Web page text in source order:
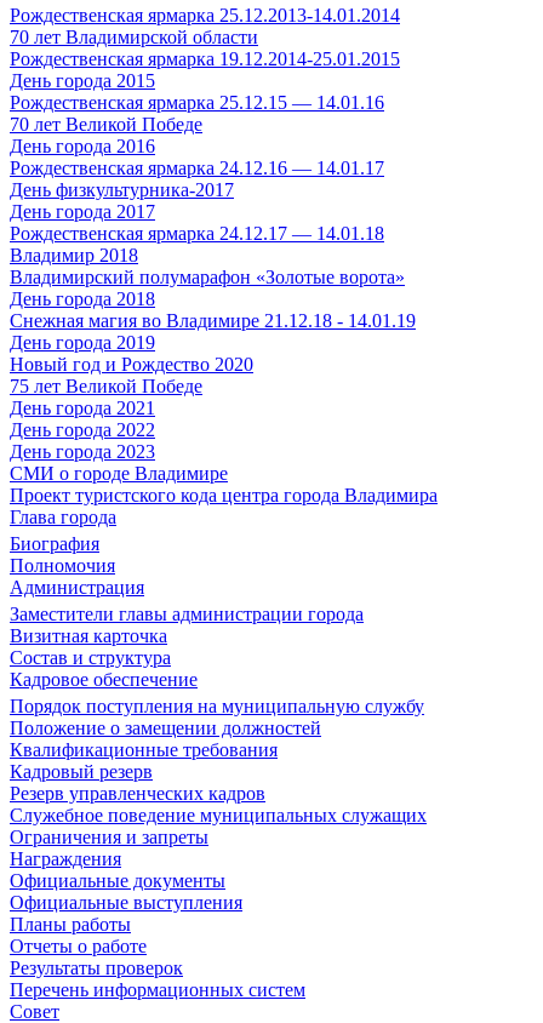
Рождественская ярмарка 25.12.2013-14.01.2014
70 лет Владимирской области
Рождественская ярмарка 19.12.2014-25.01.2015
День города 2015
Рождественская ярмарка 25.12.15 — 14.01.16
70 лет Великой Победе
День города 2016
Рождественская ярмарка 24.12.16 — 14.01.17
День физкультурника-2017
День города 2017
Рождественская ярмарка 24.12.17 — 14.01.18
Владимир 2018
Владимирский полумарафон «Золотые ворота»
День города 2018
Снежная магия во Владимире 21.12.18 - 14.01.19
День города 2019
Новый год и Рождество 2020
75 лет Великой Победе
День города 2021
День города 2022
День города 2023
СМИ о городе Владимире
Проект туристского кода центра города Владимира
Глава города
Биография
Полномочия
Администрация
Заместители главы администрации города
Визитная карточка
Состав и структура
Кадровое обеспечение
Порядок поступления на муниципальную службу
Положение о замещении должностей
Квалификационные требования
Кадровый резерв
Резерв управленческих кадров
Служебное поведение муниципальных служащих
Ограничения и запреты
Награждения
Официальные документы
Официальные выступления
Планы работы
Отчеты о работе
Результаты проверок
Перечень информационных систем
Совет